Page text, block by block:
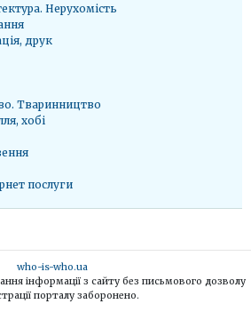
Нерухомість
друк
Тваринництво
хобі
послуги
who-is-who.ua
інформації з сайту без письмового дозволу
порталу заборонено.